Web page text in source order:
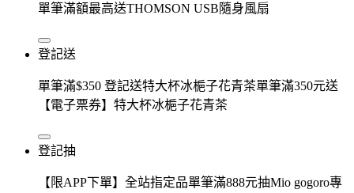
單筆滿額最高送THOMSON USB隨身風扇
登記送
單筆滿$350 登記送特大杯冰梔子花青茶單筆滿350元送
【電子票券】特大杯冰梔子花青茶
登記抽
【限APP下單】全站指定品單筆滿888元抽Mio gogoro專